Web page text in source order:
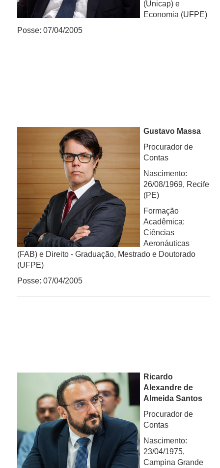
(Unicap) e
Economia (UFPE)
Posse: 07/04/2005
Gustavo Massa
Procurador de
Contas
Nascimento:
26/08/1969, Recife
(PE)
Formação
Acadêmica:
Ciências
Aeronáuticas
(FAB) e Direito - Graduação, Mestrado e Doutorado
(UFPE)
Posse: 07/04/2005
Ricardo
Alexandre de
Almeida Santos
Procurador de
Contas
Nascimento:
23/04/1975,
Campina Grande